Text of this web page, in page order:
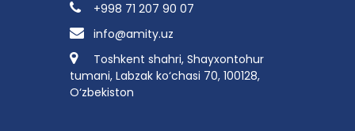
+998 71 207 90 07
info@amity.uz
Toshkent shahri, Shayxontohur
tumani, Labzak ko‘chasi 70, 100128,
O‘zbekiston